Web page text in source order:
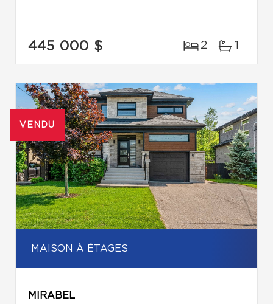
445 000 $ 2 1
VENDU
MAISON À ÉTAGES
MIRABEL